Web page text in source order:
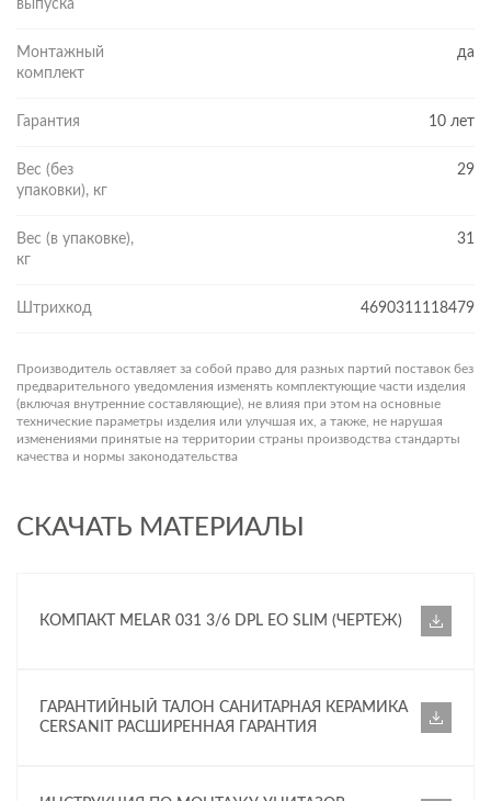
выпуска
Монтажный
комплект
да
Гарантия 10 лет
Вес (без
упаковки), кг
29
Вес (в упаковке),
кг
31
Штрихкод 4690311118479
Производитель оставляет за собой право для разных партий поставок без
предварительного уведомления изменять комплектующие части изделия
(включая внутренние составляющие), не влияя при этом на основные
технические параметры изделия или улучшая их, а также, не нарушая
изменениями принятые на территории страны производства стандарты
качества и нормы законодательства
СКАЧАТЬ МАТЕРИАЛЫ
КОМПАКТ MELAR 031 3/6 DPL EO SLIM (ЧЕРТЕЖ)
ГАРАНТИЙНЫЙ ТАЛОН САНИТАРНАЯ КЕРАМИКА
CERSANIT РАСШИРЕННАЯ ГАРАНТИЯ